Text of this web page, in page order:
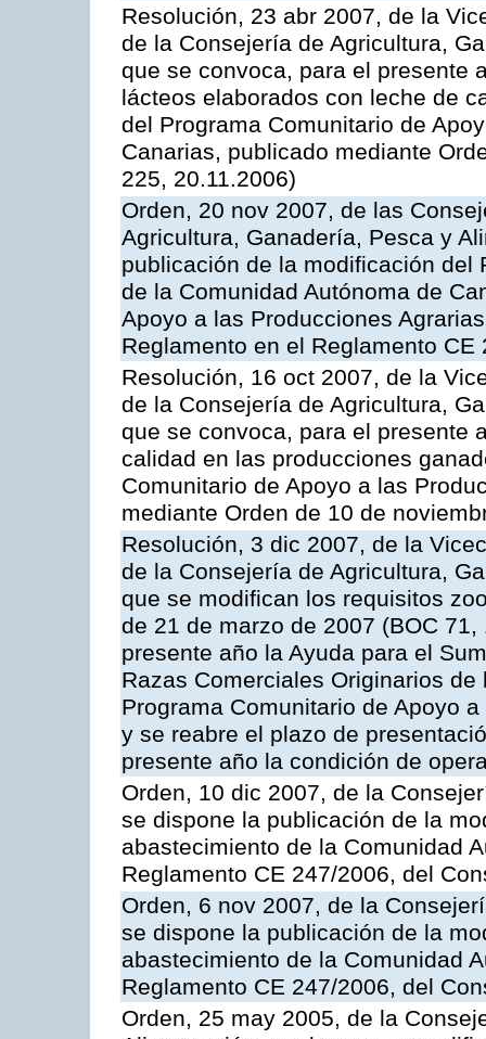
Resolución, 23 abr 2007, de la
de la Consejería de Agricultura,
que se convoca, para el presente
lácteos elaborados con leche de
del Programa Comunitario de
Canarias, publicado mediante
225, 20.11.2006)
Orden, 20 nov 2007, de las
Agricultura, Ganadería, Pesca y
publicación de la modificación del
de la Comunidad Autónoma de
Apoyo a las Producciones
Reglamento en el Reglamento
Resolución, 16 oct 2007, de la
de la Consejería de Agricultura,
que se convoca, para el presente
calidad en las producciones
Comunitario de Apoyo a las
mediante Orden de 10 de
Resolución, 3 dic 2007, de la
de la Consejería de Agricultura,
que se modifican los requisitos
de 21 de marzo de 2007 (BOC
presente año la Ayuda para el
Razas Comerciales Originarios
Programa Comunitario de Apoyo
y se reabre el plazo de
presente año la condición de
Orden, 10 dic 2007, de la
se dispone la publicación de la
abastecimiento de la Comunidad
Reglamento CE 247/2006, del
Orden, 6 nov 2007, de la
se dispone la publicación de la
abastecimiento de la Comunidad
Reglamento CE 247/2006, del
Orden, 25 may 2005, de la